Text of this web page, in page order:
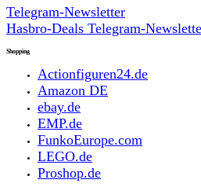
Telegram-Newsletter
Hasbro-Deals Telegram-
Shopping
Actionfiguren24.de
Amazon DE
ebay.de
EMP.de
FunkoEurope.com
LEGO.de
Proshop.de